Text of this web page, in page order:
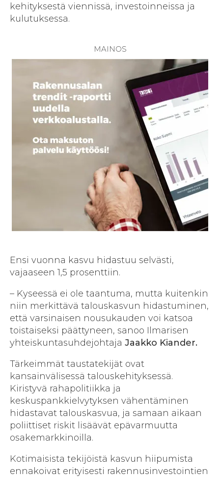
kehityksestä viennissä, investoinneissa ja
kulutuksessa.
Ensi vuonna kasvu hidastuu selvästi,
vajaaseen 1,5 prosenttiin.
– Kyseessä ei ole taantuma, mutta kuitenkin
niin merkittävä talouskasvun hidastuminen,
että varsinaisen nousukauden voi katsoa
toistaiseksi päättyneen, sanoo Ilmarisen
yhteiskuntasuhdejohtaja Jaakko Kiander.
Tärkeimmät taustatekijät ovat
kansainvälisessä talouskehityksessä.
Kiristyvä rahapolitiikka ja
keskuspankkielvytyksen vähentäminen
hidastavat talouskasvua, ja samaan aikaan
poliittiset riskit lisäävät epävarmuutta
osakemarkkinoilla.
Kotimaisista tekijöistä kasvun hiipumista
ennakoivat erityisesti rakennusinvestointien